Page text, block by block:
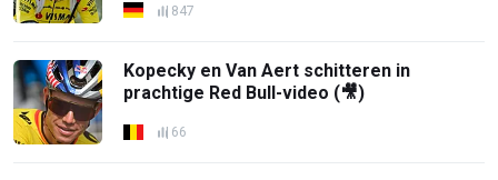
847
Kopecky en Van Aert schitteren in
prachtige Red Bull-video (🎥)
66